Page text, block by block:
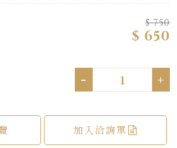
$ 750
$ 650
- +
加入洽詢單